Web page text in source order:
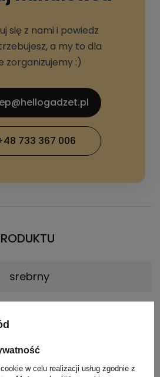
się z nami i powiedz
a my to dla
zorganizujemy :)
733 367 006
srebrny
w celu realizacji usług zgodnie z